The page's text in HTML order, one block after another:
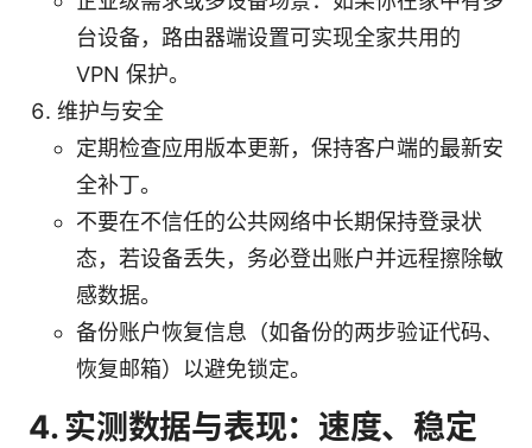
台设备，路由器端设置可实现全家共用的
VPN 保护。
维护与安全
定期检查应用版本更新，保持客户端的最新安
全补丁。
不要在不信任的公共网络中长期保持登录状
态，若设备丢失，务必登出账户并远程擦除敏
感数据。
备份账户恢复信息（如备份的两步验证代码、
恢复邮箱）以避免锁定。
4. 实测数据与表现：速度、稳定